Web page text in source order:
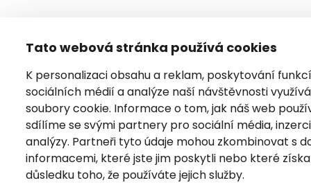
Tato webová stránka používá cookies
K personalizaci obsahu a reklam, poskytování funkcí
sociálních médií a analýze naší návštěvnosti
soubory cookie. Informace o tom, jak náš web
sdílíme se svými partnery pro sociální média,
analýzy. Partneři tyto údaje mohou zkombinovat s
informacemi, které jste jim poskytli nebo které
důsledku toho, že používáte jejich služby.